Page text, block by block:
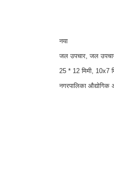
नया
जल उपचार, जल
25 * 12 मिमी, 10x7
नगरपालिका